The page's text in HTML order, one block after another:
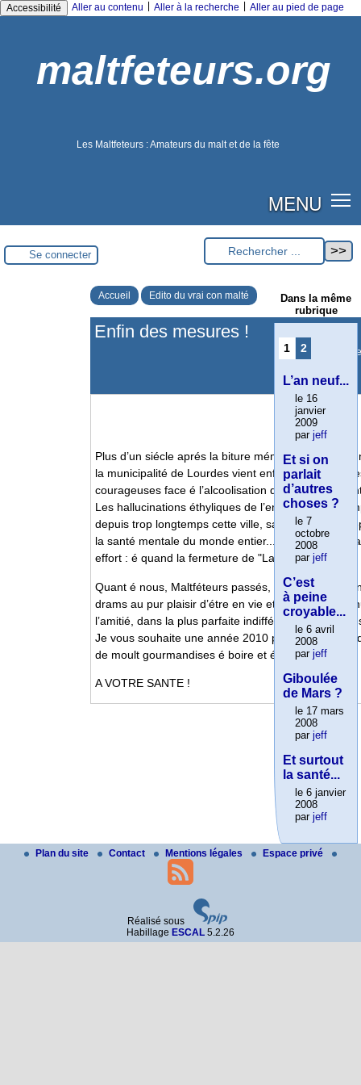
Accessibilité Aller au contenu Aller à la recherche Aller au pied de page
maltfeteurs.org
Les Maltfeteurs : Amateurs du malt et de la fête
MENU
Se connecter
Accueil Edito du vrai con malté
Enfin des mesures !
Article mis en
Plus d’un siécle aprés la biture mémorable de la
la municipalité de Lourdes vient enfin de prendre
courageuses face é l’alcoolisation de ses
Les hallucinations éthyliques de l’enfant du pays
depuis trop longtemps cette ville, sans parler des
la santé mentale du monde entier.... Monsieur le
effort : é quand la fermeture de "La Grotte" ?
Quant é nous, Maltféteurs passés, présents et é
drams au pur plaisir d’étre en vie et de conjuguer
l’amitié, dans la plus parfaite indifférence aux
Je vous souhaite une année 2010 pleine de célins,
de moult gourmandises é boire et é manger...
A VOTRE SANTE !
Dans la même
rubrique
1 2
L’an neuf...
le 16
janvier
2009
parjeff
Et si on
parlait
d’autres
choses ?
le 7
octobre
2008
parjeff
C’est
à peine
croyable...
le 6 avril
2008
parjeff
Giboulée
de Mars ?
le 17 mars
2008
parjeff
Et surtout
la santé...
le 6 janvier
2008
parjeff
Plan du site Contact Mentions légales Espace privé
Réalisé sous
Habillage ESCAL 5.2.26